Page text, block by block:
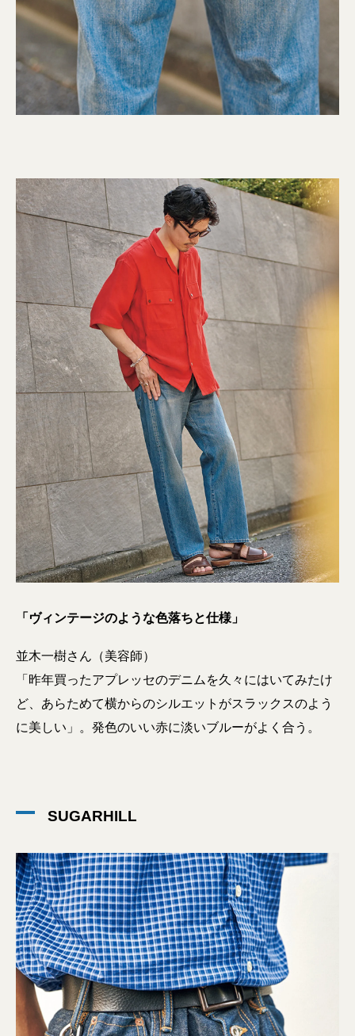
「ヴィンテージのような色落ちと仕様」
並木一樹さん（美容師）
「昨年買ったアプレッセのデニムを久々にはいてみたけ
ど、あらためて横からのシルエットがスラックスのよう
に美しい」。発色のいい赤に淡いブルーがよく合う。
SUGARHILL